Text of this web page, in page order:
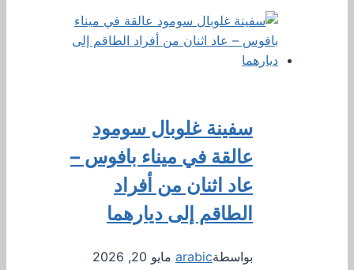
سفينة غلوبال سومود
عالقة في ميناء بافوس –
عاد اثنان من أفراد
الطاقم إلى ديارهما
بواسطةarabic مايو 20, 2026